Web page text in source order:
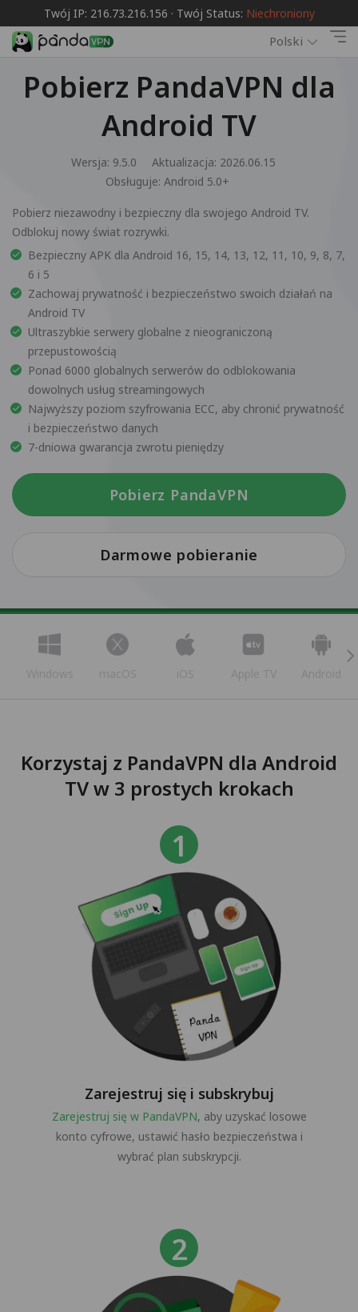
Twój IP: 216.73.216.156 · Twój Status: Niechroniony
Polski
Pobierz PandaVPN dla
Android TV
Wersja: 9.5.0
Aktualizacja: 2026.06.15
Obsługuje: Android 5.0+
Pobierz niezawodny i bezpieczny dla swojego Android TV.
Odblokuj nowy świat rozrywki.
Bezpieczny APK dla Android 16, 15, 14, 13, 12, 11, 10, 9, 8, 7,
6 i 5
Zachowaj prywatność i bezpieczeństwo swoich działań na
Android TV
Ultraszybkie serwery globalne z nieograniczoną
przepustowością
Ponad 6000 globalnych serwerów do odblokowania
dowolnych usług streamingowych
Najwyższy poziom szyfrowania ECC, aby chronić prywatność
i bezpieczeństwo danych
7-dniowa gwarancja zwrotu pieniędzy
Pobierz PandaVPN
Darmowe pobieranie
Windows macOS iOS Apple TV Android
Korzystaj z PandaVPN dla Android
TV w 3 prostych krokach
Zarejestruj się i subskrybuj
Zarejestruj się w PandaVPN, aby uzyskać losowe
konto cyfrowe, ustawić hasło bezpieczeństwa i
wybrać plan subskrypcji.